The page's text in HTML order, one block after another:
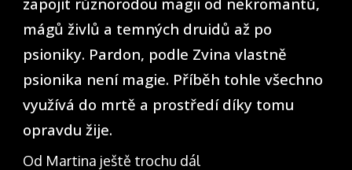
mágů živlů a temných druidů až po
psioniky. Pardon, podle Zvina vlastně
psionika není magie. Příběh tohle všechno
využívá do mrtě a prostředí díky tomu
opravdu žije.
Od Martina ještě trochu dál